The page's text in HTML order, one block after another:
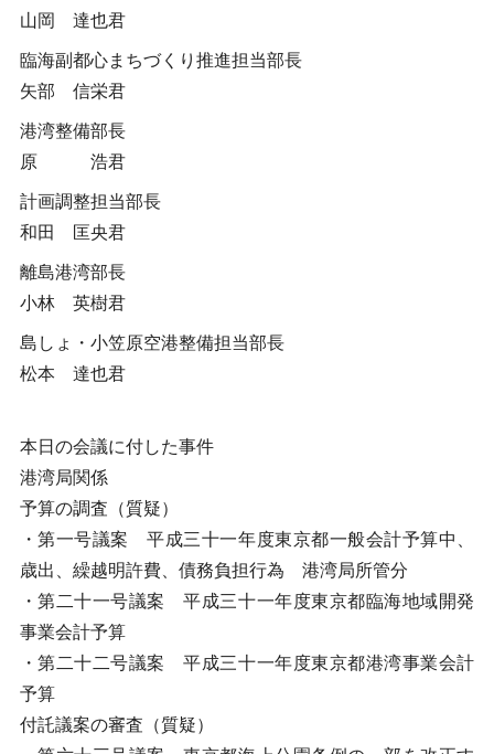
山岡 達也君
臨海副都心まちづくり推進担当部長
矢部 信栄君
港湾整備部長
原 浩君
計画調整担当部長
和田 匡央君
離島港湾部長
小林 英樹君
島しょ・小笠原空港整備担当部長
松本 達也君
本日の会議に付した事件
港湾局関係
予算の調査（質疑）
・第一号議案 平成三十一年度東京都一般会計予算中、
歳出、繰越明許費、債務負担行為 港湾局所管分
・第二十一号議案 平成三十一年度東京都臨海地域開発
事業会計予算
・第二十二号議案 平成三十一年度東京都港湾事業会計
予算
付託議案の審査（質疑）